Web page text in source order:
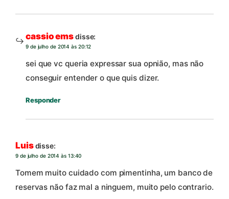
cassio emsdisse:
9 de julho de 2014 às 20:12
sei que vc queria expressar sua opnião, mas não
conseguir entender o que quis dizer.
Responder
Luisdisse:
9 de julho de 2014 às 13:40
Tomem muito cuidado com pimentinha, um banco de
reservas não faz mal a ninguem, muito pelo contrario.